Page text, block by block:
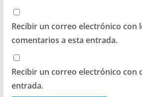
Recibir un correo electrónico con
comentarios a esta entrada.
Recibir un correo electrónico con
entrada.